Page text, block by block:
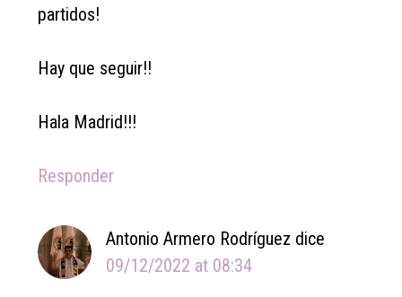
partidos!
Hay que seguir!!
Hala Madrid!!!
Responder
Antonio Armero Rodríguez dice
09/12/2022 at 08:34